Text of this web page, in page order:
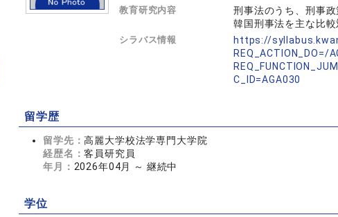
教育研究内容
刑事法のうち、刑事
韓国刑事法を主な比較
シラバス情報
https://
REQ_ACTION_DO=/
C_ID=AGA030
留学歴
留学先：高麗大学校法学専門大学院
経歴名：客員研究員
年月： 2026年04月 ～ 継続中
学位